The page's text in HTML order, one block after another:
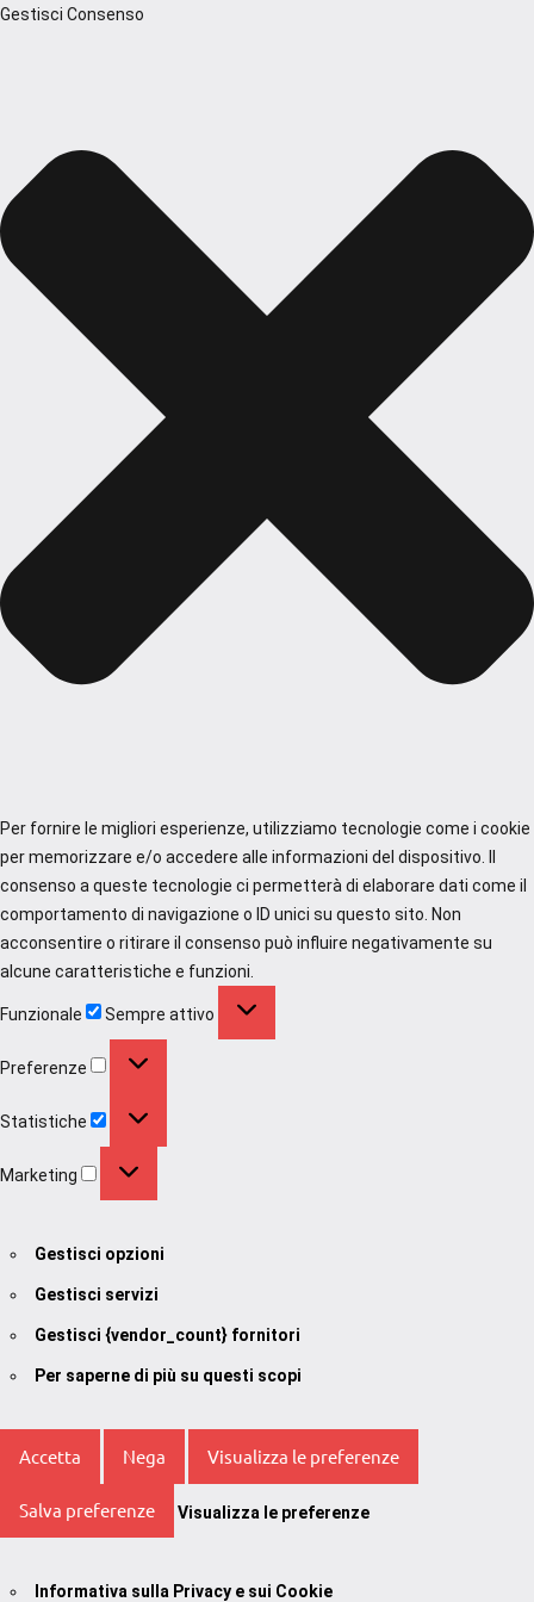
Gestisci Consenso
Per fornire le migliori esperienze, utilizziamo tecnologie come i cookie
per memorizzare e/o accedere alle informazioni del dispositivo. Il
consenso a queste tecnologie ci permetterà di elaborare dati come il
comportamento di navigazione o ID unici su questo sito. Non
acconsentire o ritirare il consenso può influire negativamente su
alcune caratteristiche e funzioni.
Funzionale Sempre attivo
Preferenze
Statistiche
Marketing
Gestisci opzioni
Gestisci servizi
Gestisci {vendor_count} fornitori
Per saperne di più su questi scopi
Accetta Nega Visualizza le preferenze
Salva preferenze Visualizza le preferenze
Informativa sulla Privacy e sui Cookie